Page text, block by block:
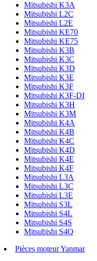
Mitsubishi K3A
Mitsubishi L2C
Mitsubishi L2E
Mitsubishi KE70
Mitsubishi KE75
Mitsubishi K3B
Mitsubishi K3C
Mitsubishi K3D
Mitsubishi K3E
Mitsubishi K3F
Mitsubishi K3F-DI
Mitsubishi K3H
Mitsubishi K3M
Mitsubishi K4A
Mitsubishi K4B
Mitsubishi K4C
Mitsubishi K4D
Mitsubishi K4E
Mitsubishi K4F
Mitsubishi L3A
Mitsubishi L3C
Mitsubishi L3E
Mitsubishi S3L
Mitsubishi S4L
Mitsubishi S4S
Mitsubishi S4Q
Pièces moteur Yanmar